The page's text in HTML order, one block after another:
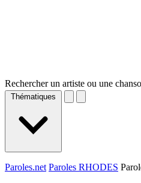
Rechercher un artiste ou une
Thématiques
Paroles.net Paroles RHODES